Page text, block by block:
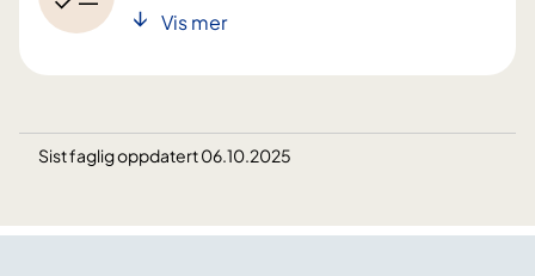
Vis mer
Sist faglig oppdatert 06.10.2025